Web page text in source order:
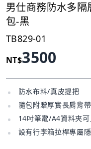
男仕商務防水多
包-黑
TB829-01
NT$3500
防水布料/真皮提把
隨包附贈厚實長肩背帶
14吋筆電/A4資料夾可
設有行李箱拉桿專屬